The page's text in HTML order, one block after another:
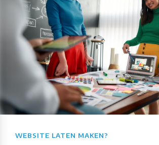
WEBSITE LATEN MAKEN?​​​​​​​​​​​​​​